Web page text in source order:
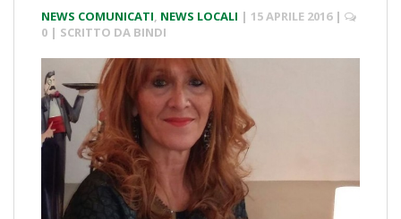
NEWS COMUNICATI, NEWS LOCALI | 15 APRILE 2016 |
0 | SCRITTO DA BINDI